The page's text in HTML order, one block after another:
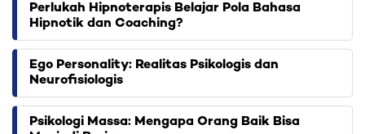
Perlukah Hipnoterapis Belajar Pola Bahasa
Hipnotik dan Coaching?
Ego Personality: Realitas Psikologis dan
Neurofisiologis
Psikologi Massa: Mengapa Orang Baik Bisa